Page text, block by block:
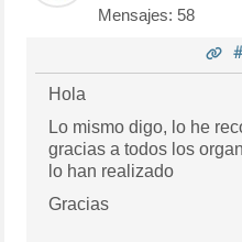
Mensajes: 58
Hola
Lo mismo digo, lo he
gracias a todos los
lo han realizado
Gracias